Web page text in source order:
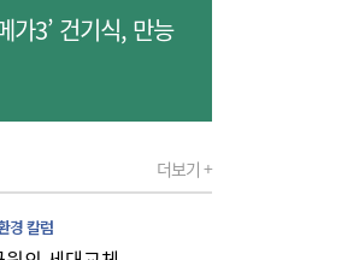
가3’ 건기식, 만능
더보기 +
경 칼럼